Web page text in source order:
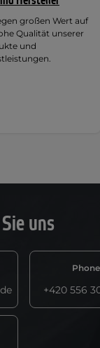
großen Wert auf
Qualität unserer
und
uns
Phone
+420 556